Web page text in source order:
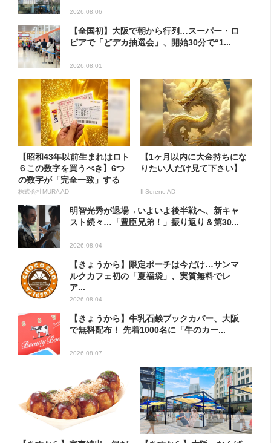
2026.08.06
【全国初】大阪で朝から行列…スーパー・ロ
ピアで「どデカ抽選会」、開始30分で“1...
2026.08.01
【昭和43年以前生まれはロト
６この数字を買うべき】6つ
の数字が「完全一致」する
方...
株式会社MURA AD
【1ヶ月以内に大金持ちにな
りたい人だけ見て下さい】
Il Sereno AD
明智光秀が退場→いよいよ後半戦へ、新キャ
スト続々…「豊臣兄弟！」振り返り＆第30...
2026.08.04
【きょうから】限定ポーチは今だけ…サンマ
ルクカフェ初の「夏福袋」、実質無料でレ
ア...
2026.08.04
【きょうから】牛乳石鹸ブックカバー、大阪
で無料配布！ 先着1000名に「牛のカー...
2026.08.07